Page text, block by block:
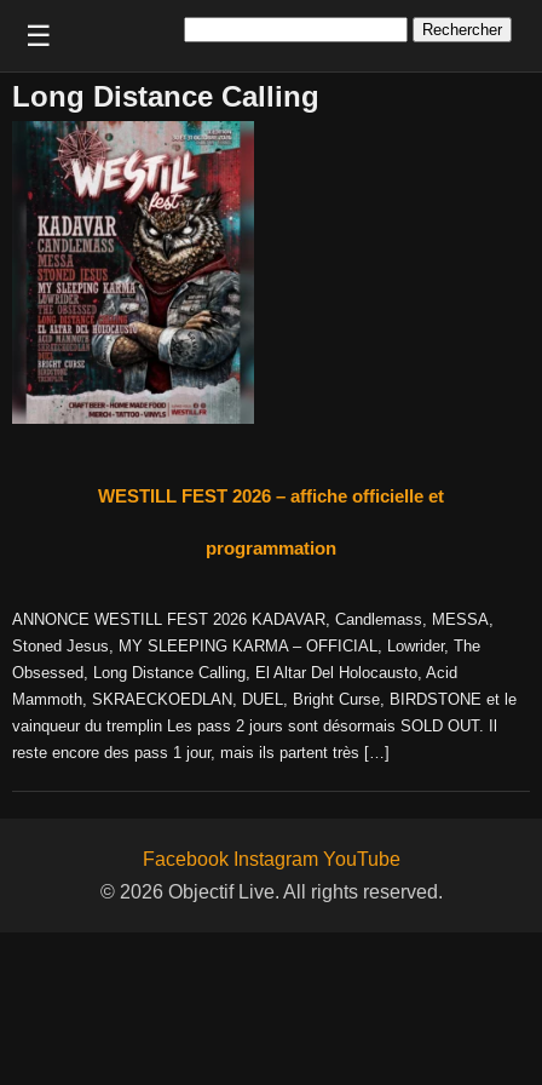
☰
Long Distance Calling
WESTILL FEST 2026 – affiche officielle et
programmation
ANNONCE WESTILL FEST 2026 KADAVAR, Candlemass, MESSA,
Stoned Jesus, MY SLEEPING KARMA – OFFICIAL, Lowrider, The
Obsessed, Long Distance Calling, El Altar Del Holocausto, Acid
Mammoth, SKRAECKOEDLAN, DUEL, Bright Curse, BIRDSTONE et le
vainqueur du tremplin Les pass 2 jours sont désormais SOLD OUT. Il
reste encore des pass 1 jour, mais ils partent très […]
Facebook Instagram YouTube
© 2026 Objectif Live. All rights reserved.